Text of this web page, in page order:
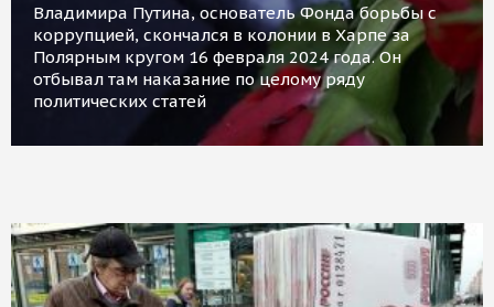
Владимира Путина, основатель Фонда борьбы с
коррупцией, скончался в колонии в Харпе за
Полярным кругом 16 февраля 2024 года. Он
отбывал там наказание по целому ряду
политических статей